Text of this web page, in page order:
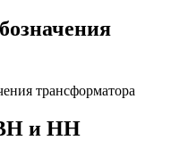
ВН и НН